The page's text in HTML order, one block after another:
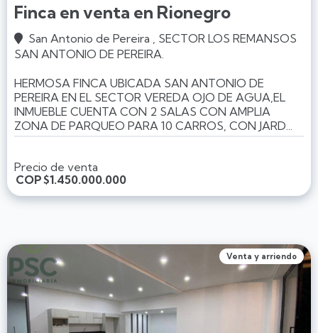
Finca en venta en Rionegro
 San Antonio de Pereira , SECTOR LOS REMANSOS
SAN ANTONIO DE PEREIRA.
HERMOSA FINCA UBICADA SAN ANTONIO DE
PEREIRA EN EL SECTOR VEREDA OJO DE AGUA,EL
INMUEBLE CUENTA CON 2 SALAS CON AMPLIA
ZONA DE PARQUEO PARA 10 CARROS, CON JARD...
Precio de venta
COP$1.450.000.000
Venta y arriendo